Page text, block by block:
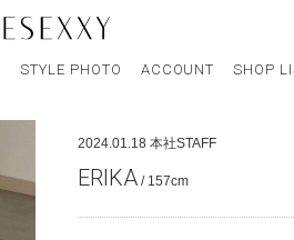
STYLE PHOTO ACCOUNT SHOP
2024.01.18 本社STAFF
ERIKA / 157cm